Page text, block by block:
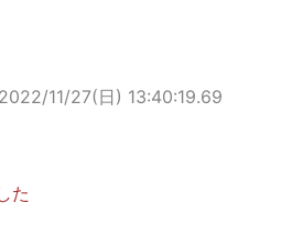
2022/11/27(日) 13:40:19.69
た